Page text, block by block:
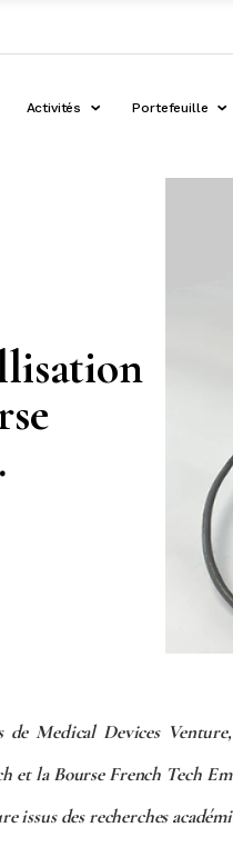
Activités Portefeuille
Medical Devices
et la Bourse French Tech
des recherches